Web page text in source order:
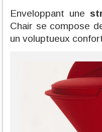
Enveloppant une
Chair se compose
un voluptueux